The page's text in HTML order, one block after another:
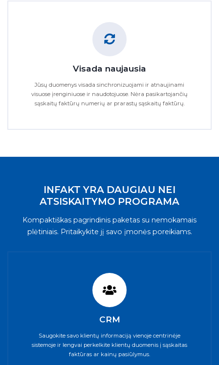
Visada naujausia
Jūsų duomenys visada sinchronizuojami ir atnaujinami
visuose įrenginiuose ir naudotojuose. Nėra pasikartojančių
sąskaitų faktūrų numerių ar prarastų sąskaitų faktūrų.
INFAKT YRA DAUGIAU NEI
ATSISKAITYMO PROGRAMA
Kompaktiškas pagrindinis paketas su nemokamais
plėtiniais. Pritaikykite jį savo įmonės poreikiams.
CRM
Saugokite savo klientų informaciją vienoje centrinėje
sistemoje ir lengvai perkelkite klientų duomenis į sąskaitas
faktūras ar kainų pasiūlymus.